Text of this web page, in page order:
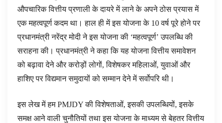
औपचारिक वित्तीय प्रणाली के दायरे में लाने के अपने ठोस प्रयास में
एक महत्वपूर्ण कदम था। हाल ही में इस योजना के 10 वर्ष पूरे होने पर
प्रधानमंत्री नरेंद्र मोदी ने इस योजना की ‘महत्वपूर्ण’ उपलब्धि की
सराहना की। प्रधानमंत्री ने कहा कि यह योजना वित्तीय समावेशन
को बढ़ावा देने और करोड़ों लोगों, विशेषकर महिलाओं, युवाओं और
हाशिए पर विद्यमान समुदायों को सम्मान देने में सर्वोपरि थी।
इस लेख में हम PMJDY की विशेषताओं, इसकी उपलब्धियों, इसके
समक्ष आने वाली चुनौतियों तथा इस योजना के माध्यम से बेहतर वित्तीय